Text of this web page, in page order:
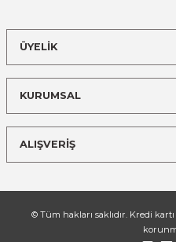
ÜYELİK
KURUMSAL
ALIŞVERİŞ
© Tüm hakları saklıdır. Kredi